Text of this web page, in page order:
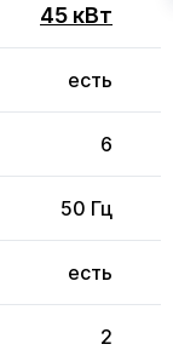
45 кВт
есть
6
50 Гц
есть
2